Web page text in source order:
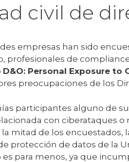
civil de
empresas han sido
profesionales de
D&O: Personal Exposure to
preocupaciones de los
participantes alguno de
con ciberataques
mitad de los
protección de datos de la
para menos, ya que